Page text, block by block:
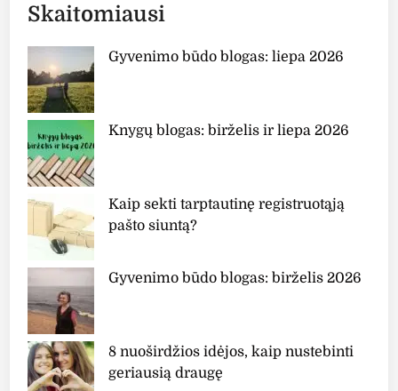
Skaitomiausi
Gyvenimo būdo blogas: liepa 2026
Knygų blogas: birželis ir liepa 2026
Kaip sekti tarptautinę registruotąją
pašto siuntą?
Gyvenimo būdo blogas: birželis 2026
8 nuoširdžios idėjos, kaip nustebinti
geriausią draugę